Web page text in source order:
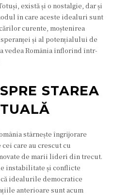
există și o nostalgie, dar și
în care aceste idealuri sunt
curente, moștenirea
și al potențialului de
vedea România înflorind într-
STAREA
stârnește îngrijorare
care au crescut cu
de marii lideri din trecut.
instabilitate și conflicte
idealurile democratice
anterioare sunt acum